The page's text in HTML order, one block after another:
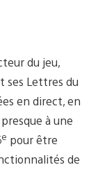
du jeu,
ses Lettres du
en direct, en
à une
e pour être
de